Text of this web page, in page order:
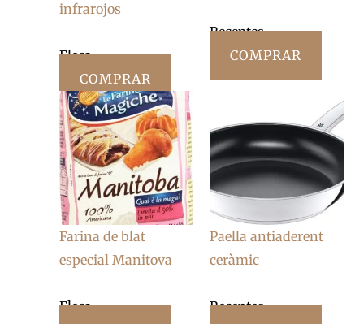
infrarojos
Fleca
COMPRAR
Receptes
COMPRAR
Farina de blat
especial Manitova
Fleca
Paella antiaderent
ceràmic
Receptes